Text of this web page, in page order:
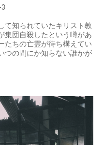
て知られていたキリスト教
集団自殺したという噂があ
たちの亡霊が待ち構えてい
つの間にか知らない誰かが